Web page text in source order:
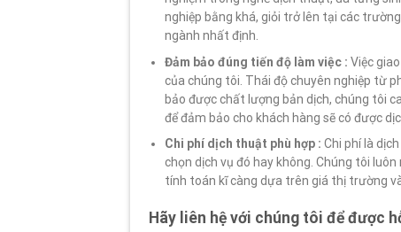
nghiệp bằng khá, giỏi trở lên tại các
ngành nhất định.
Đảm bảo đúng tiến độ làm việc : Việc
của chúng tôi. Thái độ chuyên nghiệp từ
bảo được chất lượng bản dịch, chúng tôi
để đảm bảo cho khách hàng sẽ có được
Chi phí dịch thuật phù hợp : Chi phí là
chọn dịch vụ đó hay không. Chúng tôi
tính toán kĩ càng dựa trên giá thị trường
Hãy liên hệ với chúng tôi để được